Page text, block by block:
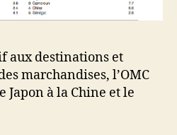
aux destinations et
marchandises, l’OMC
à la Chine et le